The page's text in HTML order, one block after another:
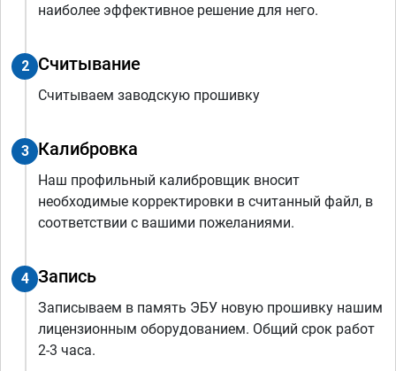
наиболее эффективное решение для него.
2 Считывание
Считываем заводскую прошивку
3 Калибровка
Наш профильный калибровщик вносит
необходимые корректировки в считанный файл, в
соответствии с вашими пожеланиями.
4 Запись
Записываем в память ЭБУ новую прошивку нашим
лицензионным оборудованием. Общий срок работ
2-3 часа.